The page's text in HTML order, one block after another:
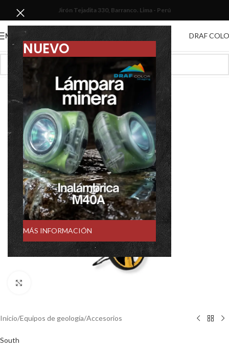
NUEVO
MÁS INFORMACIÓN
Jirón Tejadita 330, Barranco. Lima - Perú
MENU DRAF
Inicio/Equipos de geología/Accesorios
South